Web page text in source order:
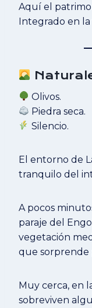
Aquí el
Integrado en la
Olivos.
Piedra seca.
Silencio.
El entorno de
tranquilo del
A pocos
paraje del
vegetación
que sorprende
Muy cerca, en
sobreviven